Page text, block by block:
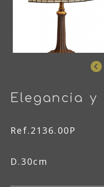
Elegancia y
Ref.2136.00P
D.30cm